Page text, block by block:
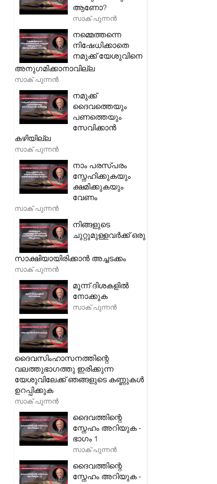
ആണോ?
സാക് പുന്നൻ
നമ്മെത്തന്നെ
നിഷേധിക്കാതെ
നമുക്ക് യേശുവിനെ
അനുഗമിക്കാനാവില്ല
സാക് പുന്നൻ
നമുക്ക്
ദൈവത്തെയും
പണത്തെയും
സേവിക്കാൻ
കഴിയില്ല
സാക് പുന്നൻ
നാം പരസ്പരം
സ്നേഹിക്കുകയും
ക്ഷമിക്കുകയും
വേണം
സാക് പുന്നൻ
നിങ്ങളുടെ
ചുറ്റുമുള്ളവർക്ക് ഒരു
സാക്ഷിയായിരിക്കാൻ അച്ചടക്കം
സാക് പുന്നൻ
മൂന്ന് ദിശകളിൽ
നോക്കുക
സാക് പുന്നൻ
ദൈവസിംഹാസനത്തിന്റെ
വലത്തുഭാഗത്തു ഇരിക്കുന്ന
യേശുവിലേക്ക് ഞങ്ങളുടെ കണ്ണുകൾ
ഉറപ്പിക്കുക
സാക് പുന്നൻ
ദൈവത്തിന്റെ
സ്നേഹം അറിയുക -
ഭാഗം 1
സാക് പുന്നൻ
ദൈവത്തിന്റെ
സ്നേഹം അറിയുക -